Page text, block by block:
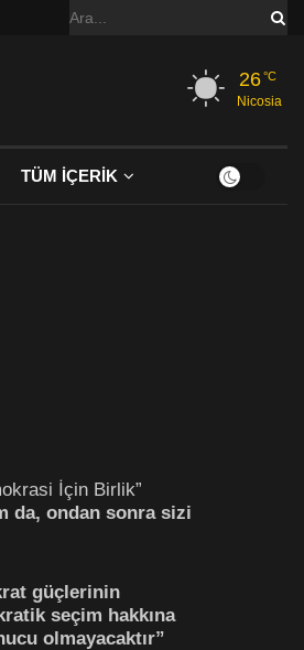
26°C
Nicosia
TÜM İÇERİK
İçin Birlik”
da, ondan sonra sizi
güçlerinin
seçim hakkına
olmayacaktır”